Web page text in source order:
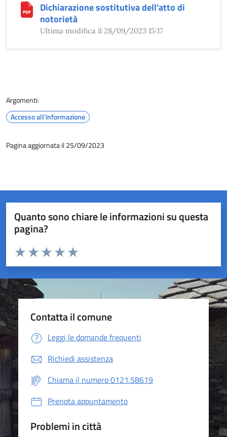
Dichiarazione sostitutiva dell'atto di
notorietà
Ultima modifica il 28/09/2023 15:17
Argomenti:
Accesso all'informazione
Pagina aggiornata il 25/09/2023
Quanto sono chiare le informazioni su questa
pagina?
Valuta da 1 a 5 stelle la pagina
Valuta 5 stelle su 5
Valuta 4 stelle su 5
Valuta 3 stelle su 5
Valuta 2 stelle su 5
Valuta 1 stelle su 5
Contatta il comune
Leggi le domande frequenti
Richiedi assistenza
Chiama il numero 0121.58619
Prenota appuntamento
Problemi in città